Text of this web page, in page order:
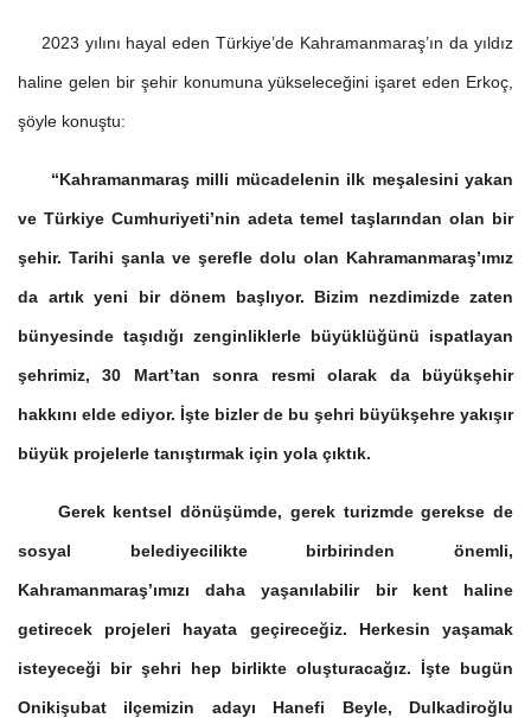
2023 yılını hayal eden Türkiye’de Kahramanmaraş’ın da yıldız
haline gelen bir şehir konumuna yükseleceğini işaret eden Erkoç,
şöyle konuştu:
“Kahramanmaraş milli mücadelenin ilk meşalesini yakan
ve Türkiye Cumhuriyeti’nin adeta temel taşlarından olan bir
şehir. Tarihi şanla ve şerefle dolu olan Kahramanmaraş’ımız
da artık yeni bir dönem başlıyor. Bizim nezdimizde zaten
bünyesinde taşıdığı zenginliklerle büyüklüğünü ispatlayan
şehrimiz, 30 Mart’tan sonra resmi olarak da büyükşehir
hakkını elde ediyor. İşte bizler de bu şehri büyükşehre yakışır
büyük projelerle tanıştırmak için yola çıktık.
Gerek kentsel dönüşümde, gerek turizmde gerekse de
sosyal belediyecilikte birbirinden önemli,
Kahramanmaraş’ımızı daha yaşanılabilir bir kent haline
getirecek projeleri hayata geçireceğiz. Herkesin yaşamak
isteyeceği bir şehri hep birlikte oluşturacağız. İşte bugün
Onikişubat ilçemizin adayı Hanefi Beyle, Dulkadiroğlu